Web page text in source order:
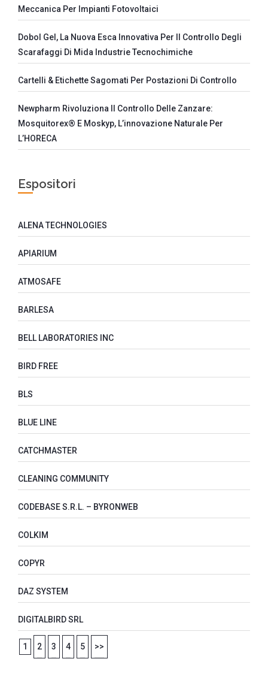
Meccanica Per Impianti Fotovoltaici
Dobol Gel, La Nuova Esca Innovativa Per Il Controllo Degli
Scarafaggi Di Mida Industrie Tecnochimiche
Cartelli & Etichette Sagomati Per Postazioni Di Controllo
Newpharm Rivoluziona Il Controllo Delle Zanzare:
Mosquitorex® E Moskyp, L’innovazione Naturale Per
L’HORECA
Espositori
ALENA TECHNOLOGIES
APIARIUM
ATMOSAFE
BARLESA
BELL LABORATORIES INC
BIRD FREE
BLS
BLUE LINE
CATCHMASTER
CLEANING COMMUNITY
CODEBASE S.R.L. – BYRONWEB
COLKIM
COPYR
DAZ SYSTEM
DIGITALBIRD SRL
1 2 3 4 5 >>